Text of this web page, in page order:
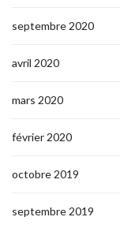
septembre 2020
avril 2020
mars 2020
février 2020
octobre 2019
septembre 2019